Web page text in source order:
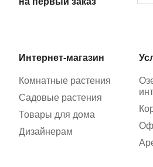
Интернет-магазин
Комнатные растения
Садовые растения
Товары для дома
Дизайнерам